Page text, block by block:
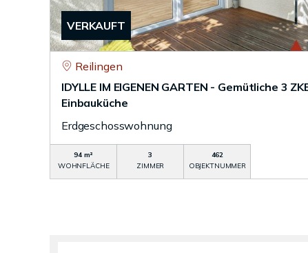
VERKAUFT
Reilingen
IDYLLE IM EIGENEN GARTEN - Gemütliche 3
Einbauküche
Erdgeschosswohnung
94 m²
WOHNFLÄCHE
3
ZIMMER
462
OBJEKTNUMMER